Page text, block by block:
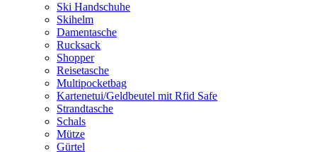
Ski Handschuhe
Skihelm
Damentasche
Rucksack
Shopper
Reisetasche
Multipocketbag
Kartenetui/Geldbeutel mit Rfid Safe
Strandtasche
Schals
Mütze
Gürtel